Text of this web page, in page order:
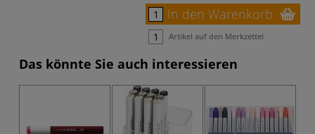
In den Warenkorb
Artikel auf den Merkzettel
Das könnte Sie auch interessieren